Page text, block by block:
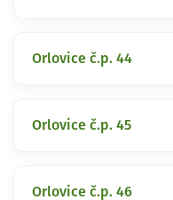
Orlovice č.p. 44
Orlovice č.p. 45
Orlovice č.p. 46